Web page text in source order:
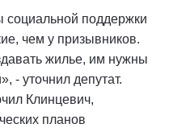
социальной поддержки
чем у призывников.
жилье, им нужны
- уточнил депутат.
Клинцевич,
планов